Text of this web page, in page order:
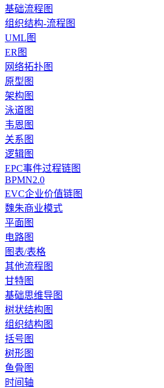
基础流程图
组织结构-流程图
UML图
ER图
网络拓扑图
原型图
架构图
泳道图
韦恩图
关系图
逻辑图
EPC事件过程链图
BPMN2.0
EVC企业价值链图
魏朱商业模式
平面图
电路图
图表/表格
其他流程图
甘特图
基础思维导图
树状结构图
组织结构图
括号图
树形图
鱼骨图
时间轴